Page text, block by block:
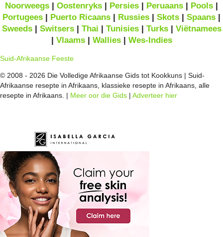
Noorweegs
Oostenryks Persies Peruaans Pools
Portugees
Puerto Ricaans Russies Skots Spaans
Sweeds| Switsers| Thai Tunisies| Turks| Viëtnamees
Vlaams| Wallies| Wes-Indies
Suid-Afrikaanse Feeste
© 2008 - 2026 Die Volledige Afrikaanse Gids tot Kookkuns | Suid-
Afrikaanse resepte in Afrikaans, klassieke resepte in Afrikaans, alle
resepte in Afrikaans. | Meer oor die Gids | Adverteer hier